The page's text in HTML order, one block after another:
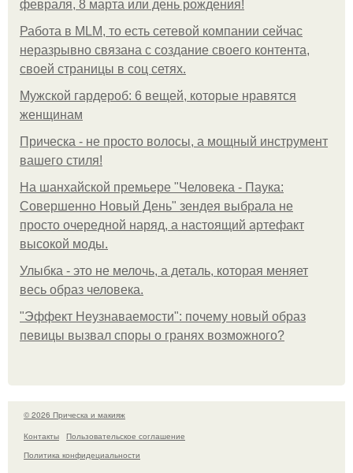
февраля, 8 марта или день рождения!
Работа в MLM, то есть сетевой компании сейчас
неразрывно связана с создание своего контента,
своей страницы в соц сетях.
Мужской гардероб: 6 вещей, которые нравятся
женщинам
Прическа - не просто волосы, а мощный инструмент
вашего стиля!
На шанхайской премьере "Человека - Паука:
Совершенно Новый День" зендея выбрала не
просто очередной наряд, а настоящий артефакт
высокой моды.
Улыбка - это не мелочь, а деталь, которая меняет
весь образ человека.
"Эффект Неузнаваемости": почему новый образ
певицы вызвал споры о гранях возможного?
© 2026 Прическа и макияж
Контакты
Пользовательское соглашение
Политика конфидециальности